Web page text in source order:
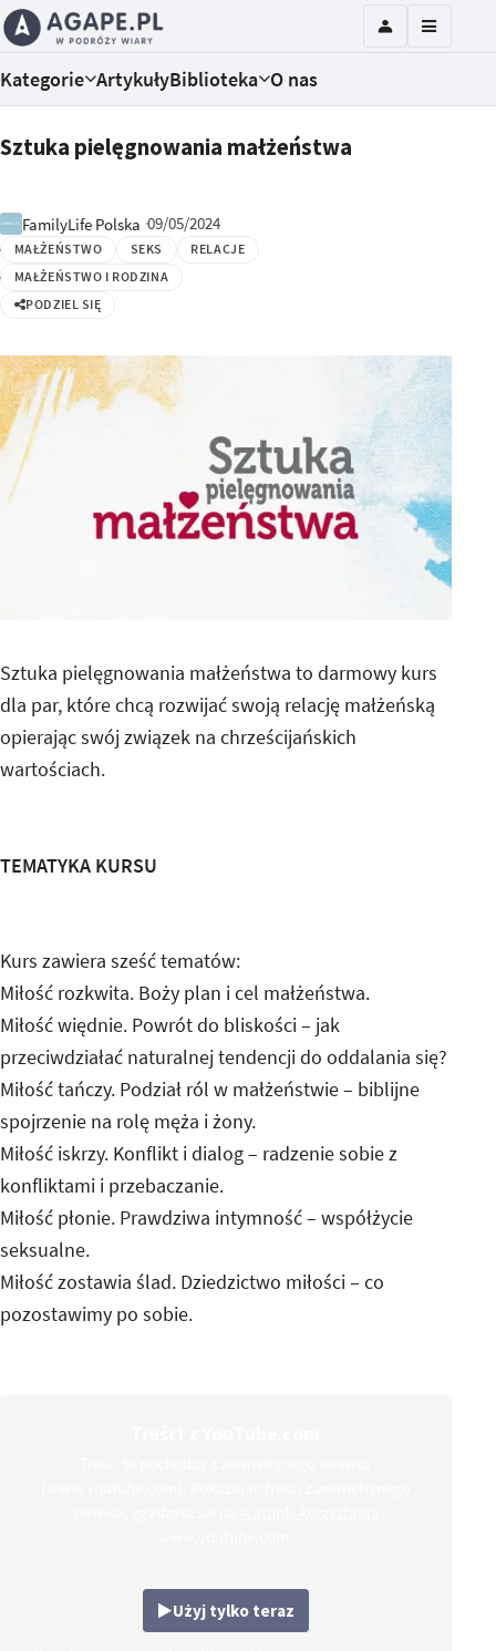
Kategorie ArtykułyBiblioteka O nas
Sztuka pielęgnowania małżeństwa
FamilyLife Polska 09/05/2024
MAŁŻEŃSTWO SEKS
RELACJE
MAŁŻEŃSTWO I RODZINA
PODZIEL SIĘ
Sztuka pielęgnowania małżeństwa to darmowy kurs
dla par, które chcą rozwijać swoją relację małżeńską
opierając swój związek na chrześcijańskich
wartościach.
TEMATYKA KURSU
Kurs zawiera sześć tematów:
Miłość rozkwita. Boży plan i cel małżeństwa.
Miłość więdnie. Powrót do bliskości – jak
przeciwdziałać naturalnej tendencji do oddalania się?
Miłość tańczy. Podział ról w małżeństwie – biblijne
spojrzenie na rolę męża i żony.
Miłość iskrzy. Konflikt i dialog – radzenie sobie z
konfliktami i przebaczanie.
Miłość płonie. Prawdziwa intymność – współżycie
seksualne.
Miłość zostawia ślad. Dziedzictwo miłości – co
pozostawimy po sobie.
Użyj tylko teraz